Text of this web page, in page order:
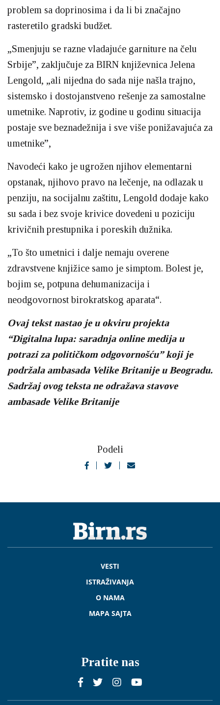
problem sa doprinosima i da li bi značajno
rasteretilo gradski budžet.
„Smenjuju se razne vladajuće garniture na čelu
Srbije”, zaključuje za BIRN književnica Jelena
Lengold, „ali nijedna do sada nije našla trajno,
sistemsko i dostojanstveno rešenje za samostalne
umetnike. Naprotiv, iz godine u godinu situacija
postaje sve beznadežnija i sve više ponižavajuća za
umetnike”,
Navodeći kako je ugrožen njihov elementarni
opstanak, njihovo pravo na lečenje, na odlazak u
penziju, na socijalnu zaštitu, Lengold dodaje kako
su sada i bez svoje krivice dovedeni u poziciju
krivičnih prestupnika i poreskih dužnika.
„To što umetnici i dalje nemaju overene
zdravstvene knjižice samo je simptom. Bolest je,
bojim se, potpuna dehumanizacija i
neodgovornost birokratskog aparata“.
Ovaj tekst nastao je u okviru projekta
“Digitalna lupa: saradnja online medija u
potrazi za političkom odgovornošću” koji je
podržala ambasada Velike Britanije u Beogradu.
Sadržaj ovog teksta ne odražava stavove
ambasade Velike Britanije
Podeli
VESTI
ISTRAŽIVANJA
O NAMA
MAPA SAJTA
Pratite nas